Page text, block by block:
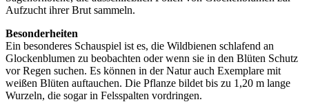
Aufzucht ihrer Brut sammeln.
Besonderheiten
Ein besonderes Schauspiel ist es, die Wildbienen schlafend an
Glockenblumen zu beobachten oder wenn sie in den Blüten Schutz
vor Regen suchen. Es können in der Natur auch Exemplare mit
weißen Blüten auftauchen. Die Pflanze bildet bis zu 1,20 m lange
Wurzeln, die sogar in Felsspalten vordringen.